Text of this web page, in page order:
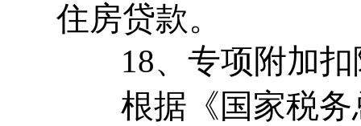
住房贷款。
18、专项附加扣
根据《国家税务